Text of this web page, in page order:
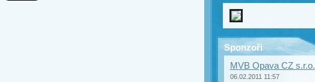
Sponzoři
MVB Opava CZ s.r.o.
06.02.2011 11:57